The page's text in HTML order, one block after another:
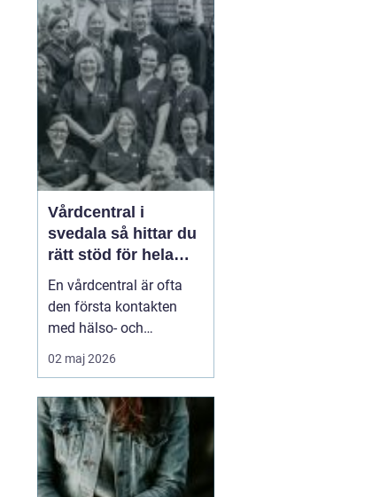
går nog över. Ofta gör
det inte det. En
legitimerad kiropraktor
kan hjälpa kroppen att
återfå rörlighet, minska
smä...
Vårdcentral i
svedala så hittar du
rätt stöd för hela
familjen
En vårdcentral är ofta
den första kontakten
med hälso- och
sjukvården. För många i
Svedala handlar valet
plats där både barn,
vuxna och äldre får hjälp
under samma tak. I en
tid med högt tempo och
02 maj 2026